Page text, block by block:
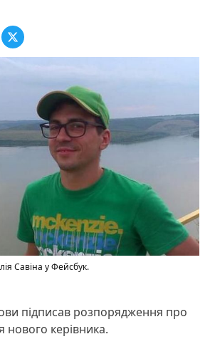
Савіна у Фейсбук.
підписав розпорядження про
нового керівника.